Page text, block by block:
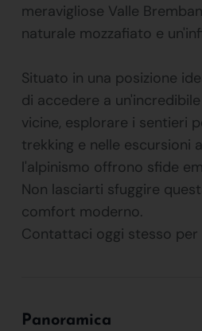
meravigliose Valle
naturale mozzafiato e
Situato in una posizione
di accedere a
vicine, esplorare i sentieri
trekking e nelle escursioni
l'alpinismo offrono sfide
Non lasciarti sfuggire
comfort moderno.
Contattaci oggi stesso
Panoramica